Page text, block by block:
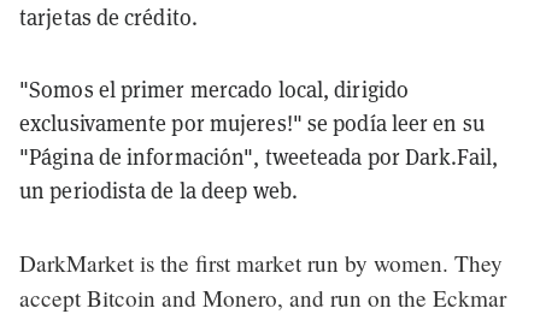
tarjetas de crédito.
"Somos el primer mercado local, dirigido
exclusivamente por mujeres!" se podía leer en su
"Página de información", tweeteada por Dark.Fail,
un periodista de la deep web.
DarkMarket is the first market run by women. They
accept Bitcoin and Monero, and run on the Eckmar